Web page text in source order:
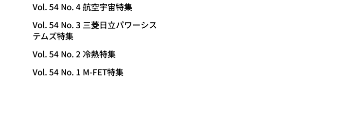
Vol. 54 No. 4 航空宇宙特集
Vol. 54 No. 3 三菱日立パワーシス
テムズ特集
Vol. 54 No. 2 冷熱特集
Vol. 54 No. 1 M-FET特集